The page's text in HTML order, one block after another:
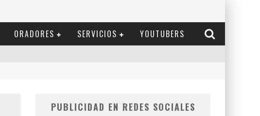
ORADORES SERVICIOS YOUTUBERS
PUBLICIDAD EN REDES SOCIALES